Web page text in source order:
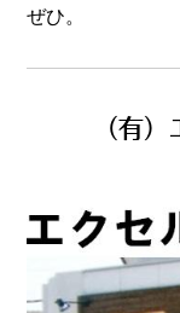
ぜひ。
（有